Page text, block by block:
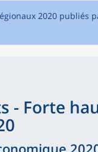
2020 publiés
- Forte